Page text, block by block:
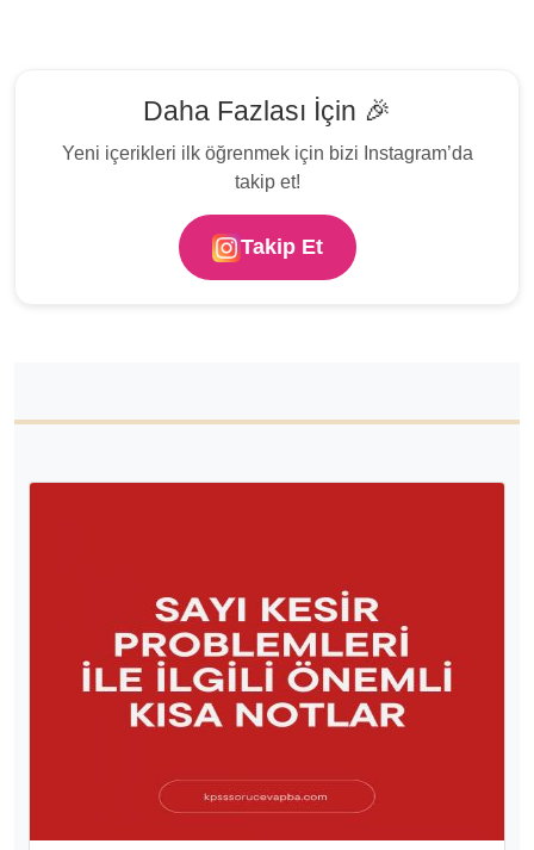
Daha Fazlası İçin 🎉
Yeni içerikleri ilk öğrenmek için bizi Instagram’da
takip et!
Takip Et